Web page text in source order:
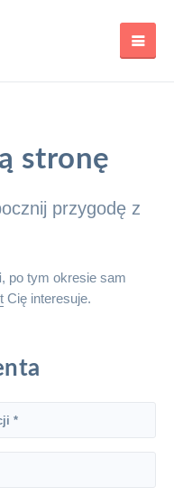
stronę
przygodę z
, po tym okresie sam
Cię interesuje.
*